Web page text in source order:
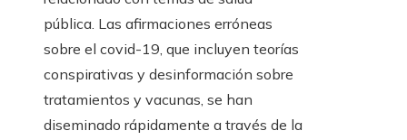
pública. Las afirmaciones erróneas
sobre el covid-19, que incluyen teorías
conspirativas y desinformación sobre
tratamientos y vacunas, se han
diseminado rápidamente a través de la